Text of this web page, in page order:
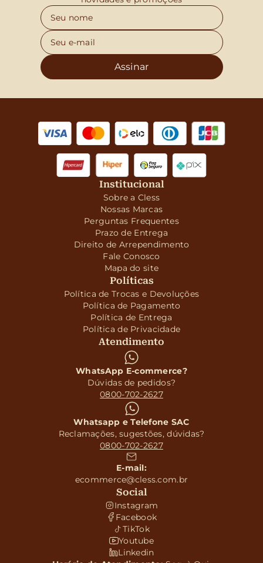
Assinar
Institucional
Sobre a Cless
Nossas Marcas
Perguntas Frequentes
Prazo de Entrega
Direito de Arrependimento
Fale Conosco
Mapa do site
Políticas
Política de Trocas e Devoluções
Política de Pagamento
Política de Entrega
Política de Privacidade
Atendimento
WhatsApp E-commerce?
Dúvidas de pedidos?
0800-702-2627
Whatsapp e Telefone SAC
Reclamações, sugestões, dúvidas?
0800-702-2627
E-mail:
ecommerce@cless.com.br
Social
Instagram
Facebook
TikTok
Youtube
Linkedin